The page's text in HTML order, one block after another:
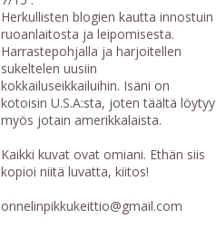
Herkullisten blogien kautta innostuin
ruoanlaitosta ja leipomisesta.
Harrastepohjalla ja harjoitellen
sukeltelen uusiin
kokkailuseikkailuihin. Isäni on
kotoisin U.S.A:sta, joten täältä löytyy
myös jotain amerikkalaista.
Kaikki kuvat ovat omiani. Ethän siis
kopioi niitä luvatta, kiitos!
onnelinpikkukeittio@gmail.com